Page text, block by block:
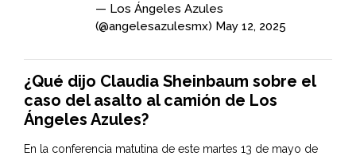
— Los Ángeles Azules
(@angelesazulesmx) May 12, 2025
¿Qué dijo Claudia Sheinbaum sobre el
caso del asalto al camión de Los
Ángeles Azules?
En la conferencia matutina de este martes 13 de mayo de